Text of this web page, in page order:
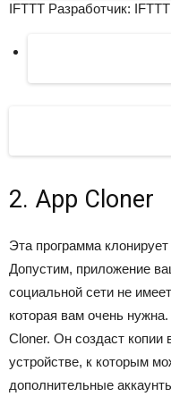
IFTTT Разработчик: IFTTT
2. App Cloner
Эта программа
Допустим, приложение
социальной сети не
которая вам очень
Cloner. Он создаст
устройстве, к которым
дополнительные